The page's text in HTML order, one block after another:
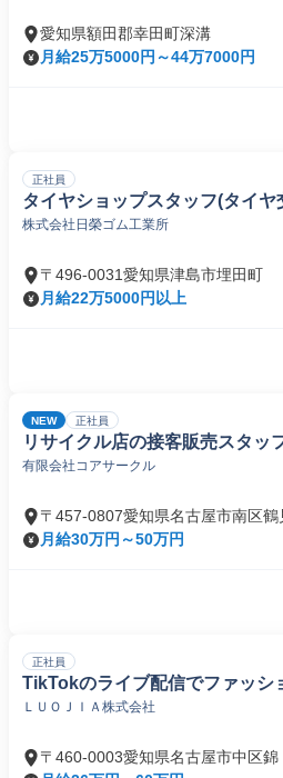
愛知県額田郡幸田町深溝
月給25万5000円～44万7000円
正社員
タイヤショップスタッフ(タイヤ
株式会社日榮ゴム工業所
〒496-0031愛知県津島市埋田町
月給22万5000円以上
NEW 正社員
リサイクル店の接客販売スタッ
有限会社コアサークル
〒457-0807愛知県名古屋市南区鶴
月給30万円～50万円
正社員
TikTokのライブ配信でファッシ
ＬＵＯＪＩＡ株式会社
〒460-0003愛知県名古屋市中区錦